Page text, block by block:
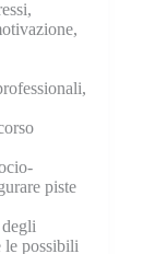
piste
le possibili